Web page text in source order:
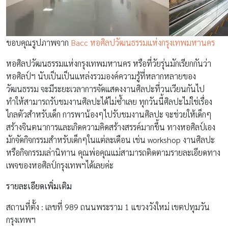
ขอบคุณรูปภาพจาก Bacc หอศิลปวัฒนธรรมแห่งกรุงเทพมหานคร
หอศิลปวัฒนธรรมแห่งกรุงเทพมหานคร หรือที่วัยรุ่นมักเรียกกันว่า
หอศิลป์ฯ นับเป็นเป็นแหล่งรวมองค์ความรู้ที่หลากหลายของ
วัฒนธรรม จะมีระยะเวลาการจัดแสดงงานศิลปะที่วนเวียนกันไป
ทำให้สามารถรับชมงานศิลปะได้ไม่ซ้ำเลย ทุกวันนี้ศิลปะไม่ใช่เรื่อง
ไกลตัวสำหรับเด็ก การพาน้องๆไปรับชมงานศิลปะ จะช่วยให้เด็กๆ
สร้างจินตนาการและเกิดความคิดสร้างสรรค์มากขึ้น ทางหอศิลป์เอง
มักจัดกิจกรรมสำหรับเด็กๆในแต่ละเดือน เช่น workshop งานศิลปะ
หรือกิจกรรมเล่านิทาน คุณพ่อคุณแม่สามารถติดตามรายละเอียดทาง
เพจของหอศิลป์กรุงเทพฯได้เลยค่ะ
รายละเอียดเพิ่มเติม
สถานที่ตั้ง : เลขที่ 989 ถนนพระราม 1 แขวงวังใหม่ เขตปทุมวัน
กรุงเทพฯ